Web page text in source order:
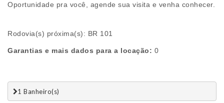
Oportunidade pra você, agende sua visita e venha conhecer.
Rodovia(s) próxima(s): BR 101
Garantias e mais dados para a locação: 0
1 Banheiro(s)